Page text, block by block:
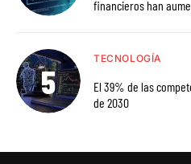
financieros han
TECNOLOGÍA
El 39% de las
de 2030